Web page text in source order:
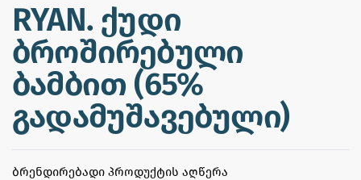
RYAN. ქუდი
ბროშირებული
ბამბით (65%
გადამუშავებული)
ᲑᲠᲔᲜᲓᲘᲠᲔᲑᲐᲓᲘ ᲞᲠᲝᲓᲣᲥᲢᲘᲡ ᲐᲦᲬᲔᲠᲐ